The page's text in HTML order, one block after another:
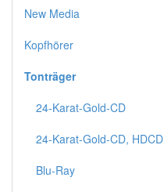
New Media
Kopfhörer
Tonträger
24-Karat-Gold-CD
24-Karat-Gold-CD, HDCD
Blu-Ray